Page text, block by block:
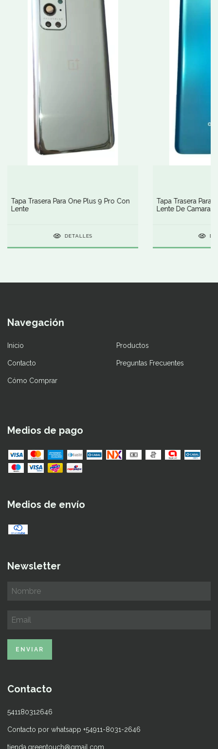
Tapa Trasera Para One Plus 9 Pro Con
Lente
DETALLES
Tapa Trasera Para
Lente De Camara
Navegación
Inicio Productos
Contacto Preguntas Frecuentes
Cómo Comprar
Medios de pago
Medios de envío
Newsletter
Contacto
541180312646
Contacto por whatsapp +54911-8031-2646
tienda.greentouch@gmail.com